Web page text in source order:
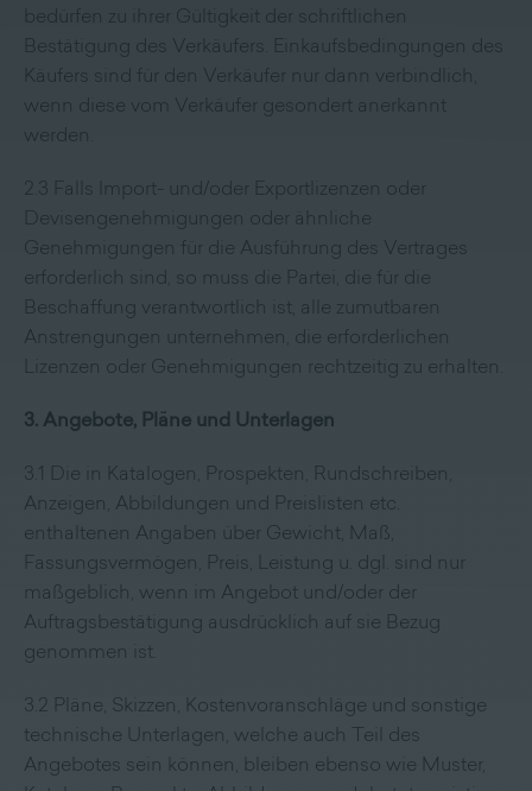
bedürfen zu ihrer Gültigkeit der schriftlichen
Bestätigung des Verkäufers. Einkaufsbedingungen des
Käufers sind für den Verkäufer nur dann verbindlich,
wenn diese vom Verkäufer gesondert anerkannt
werden.
2.3 Falls Import- und/oder Exportlizenzen oder
Devisengenehmigungen oder ähnliche
Genehmigungen für die Ausführung des Vertrages
erforderlich sind, so muss die Partei, die für die
Beschaffung verantwortlich ist, alle zumutbaren
Anstrengungen unternehmen, die erforderlichen
Lizenzen oder Genehmigungen rechtzeitig zu erhalten.
3. Angebote, Pläne und Unterlagen
3.1 Die in Katalogen, Prospekten, Rundschreiben,
Anzeigen, Abbildungen und Preislisten etc.
enthaltenen Angaben über Gewicht, Maß,
Fassungsvermögen, Preis, Leistung u. dgl. sind nur
maßgeblich, wenn im Angebot und/oder der
Auftragsbestätigung ausdrücklich auf sie Bezug
genommen ist.
3.2 Pläne, Skizzen, Kostenvoranschläge und sonstige
technische Unterlagen, welche auch Teil des
Angebotes sein können, bleiben ebenso wie Muster,